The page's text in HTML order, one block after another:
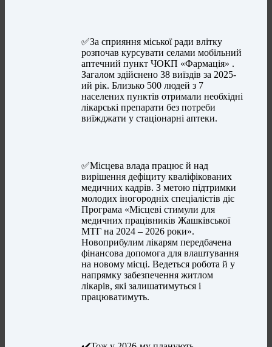
✅За сприяння міської ради влітку
розпочав курсувати селами мобільний
аптечний пункт ЧОКП «Фармація» .
Загалом здійснено 38 виїздів за 2025-
ий рік. Близько 500 людей з 7
населених пунктів отримали необхідні
лікарські препарати без потреби
виїжджати у стаціонарні аптеки.
✅Місцева влада працює й над
вирішення дефіциту кваліфікованих
медичних кадрів. З метою підтримки
молодих іногородніх спеціалістів діє
Програма «Місцеві стимули для
медичних працівників Жашківської
МТГ на 2024 – 2026 роки».
Новоприбулим лікарям передбачена
фінансова допомога для влаштування
на новому місці. Ведеться робота й у
напрямку забезпечення житлом
лікарів, які залишатимуться і
працюватимуть.